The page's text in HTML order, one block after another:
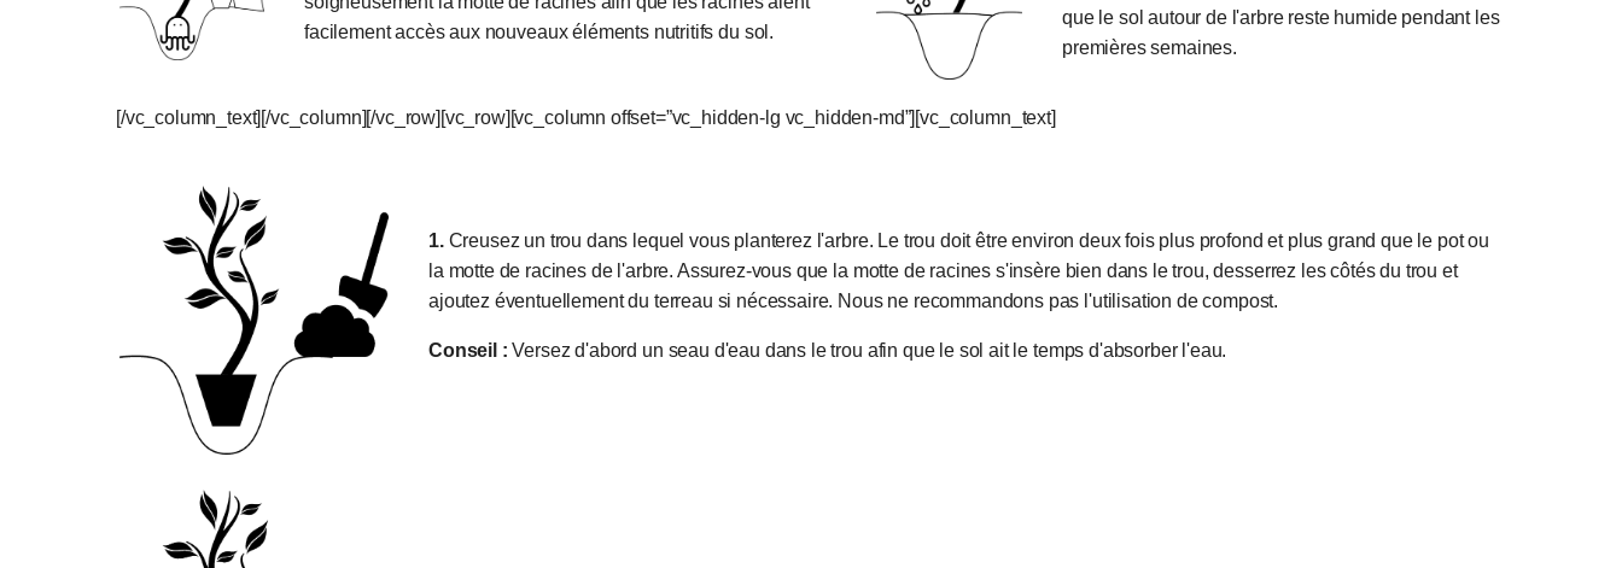
facilement accès aux nouveaux éléments nutritifs du sol.
que le sol autour de l'arbre reste humide pendant les
premières semaines.
[/vc_column_text][/vc_column][/vc_row][vc_row][vc_column offset=”vc_hidden-lg vc_hidden-md”][vc_column_text]
1. Creusez un trou dans lequel vous planterez l'arbre. Le trou doit être environ deux fois plus profond et plus grand que le pot ou
la motte de racines de l'arbre. Assurez-vous que la motte de racines s'insère bien dans le trou, desserrez les côtés du trou et
ajoutez éventuellement du terreau si nécessaire. Nous ne recommandons pas l'utilisation de compost.
Conseil : Versez d'abord un seau d'eau dans le trou afin que le sol ait le temps d'absorber l'eau.